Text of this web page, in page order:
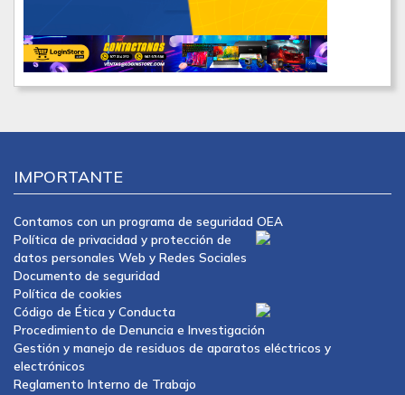
IMPORTANTE
Contamos con un programa de seguridad OEA
Política de privacidad y protección de
datos personales Web y Redes Sociales
Documento de seguridad
Política de cookies
Código de Ética y Conducta
Procedimiento de Denuncia e Investigación
Gestión y manejo de residuos de aparatos eléctricos y
electrónicos
Reglamento Interno de Trabajo